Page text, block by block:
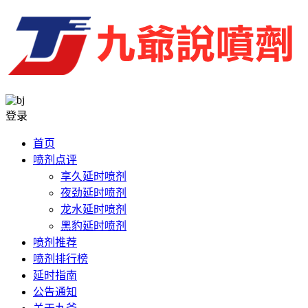
登录
首页
喷剂点评
享久延时喷剂
夜劲延时喷剂
龙水延时喷剂
黑豹延时喷剂
喷剂推荐
喷剂排行榜
延时指南
公告通知